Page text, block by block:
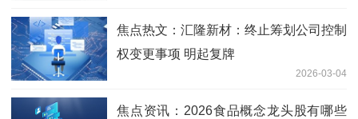
焦点热文：汇隆新材：终止筹划公司控制
权变更事项 明起复牌
2026-03-04
焦点资讯：2026食品概念龙头股有哪些